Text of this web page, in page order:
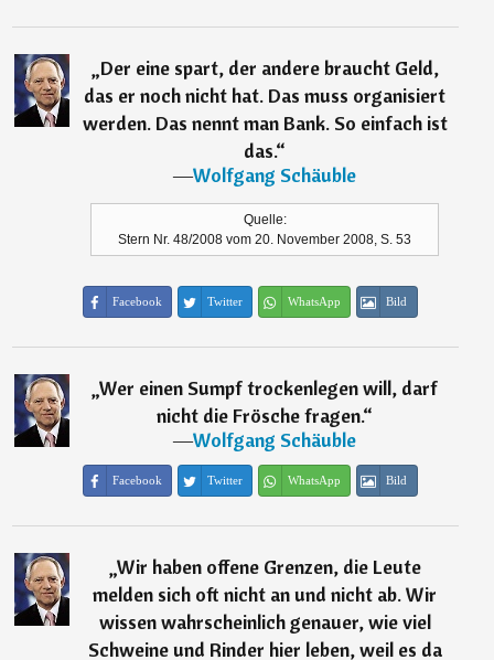
„Der eine spart, der andere braucht Geld,
das er noch nicht hat. Das muss organisiert
werden. Das nennt man Bank. So einfach ist
das.“
―Wolfgang Schäuble
Quelle:
Stern Nr. 48/2008 vom 20. November 2008, S. 53
Facebook Twitter WhatsApp Bild
„Wer einen Sumpf trockenlegen will, darf
nicht die Frösche fragen.“
―Wolfgang Schäuble
Facebook Twitter WhatsApp Bild
„Wir haben offene Grenzen, die Leute
melden sich oft nicht an und nicht ab. Wir
wissen wahrscheinlich genauer, wie viel
Schweine und Rinder hier leben, weil es da